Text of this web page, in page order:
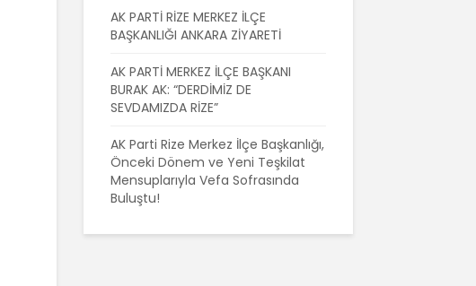
AK PARTİ RİZE MERKEZ İLÇE
BAŞKANLIĞI ANKARA ZİYARETİ
AK PARTİ MERKEZ İLÇE BAŞKANI
BURAK AK: “DERDİMİZ DE
SEVDAMIZDA RİZE”
AK Parti Rize Merkez İlçe Başkanlığı,
Önceki Dönem ve Yeni Teşkilat
Mensuplarıyla Vefa Sofrasında
Buluştu!